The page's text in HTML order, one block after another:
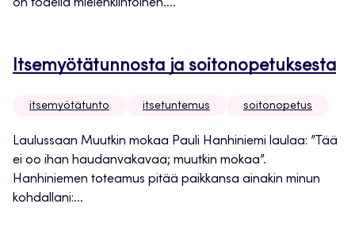
on todella mielenkiintoinen....
Itsemyötätunnosta ja soitonopetuksesta
itsemyötätunto itsetuntemus soitonopetus
Laulussaan Muutkin mokaa Pauli Hanhiniemi laulaa: ”Tää
ei oo ihan haudanvakavaa; muutkin mokaa”.
Hanhiniemen toteamus pitää paikkansa ainakin minun
kohdallani:...